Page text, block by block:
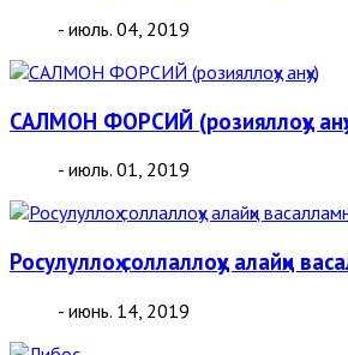
- июль. 04, 2019
САЛМОН ФОРСИЙ (розияллоҳу
- июль. 01, 2019
Росулуллоҳ соллаллоҳу алайҳи
- июнь. 14, 2019